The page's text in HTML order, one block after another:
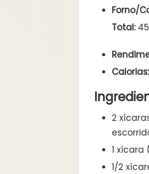
Forno/
Total:
Calorias:
2
1
1/2